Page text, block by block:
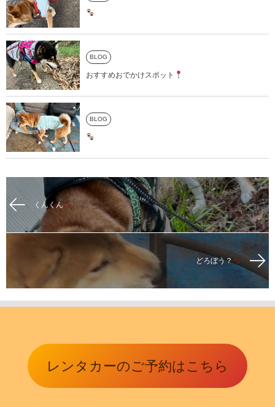
BLOG
おすすめおでかけスポット
BLOG
くんくん
どろぼう？
レンタカーのご予約はこちら